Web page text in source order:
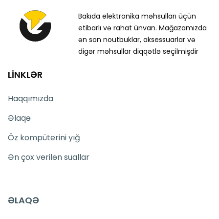
Bakıda elektronika məhsulları üçün
etibarlı və rahat ünvan. Mağazamızda
ən son noutbuklar, aksessuarlar və
digər məhsullar diqqətlə seçilmişdir
LİNKLƏR
Haqqımızda
Əlaqə
Öz kompüterini yığ
Ən çox verilən suallar
ƏLAQƏ